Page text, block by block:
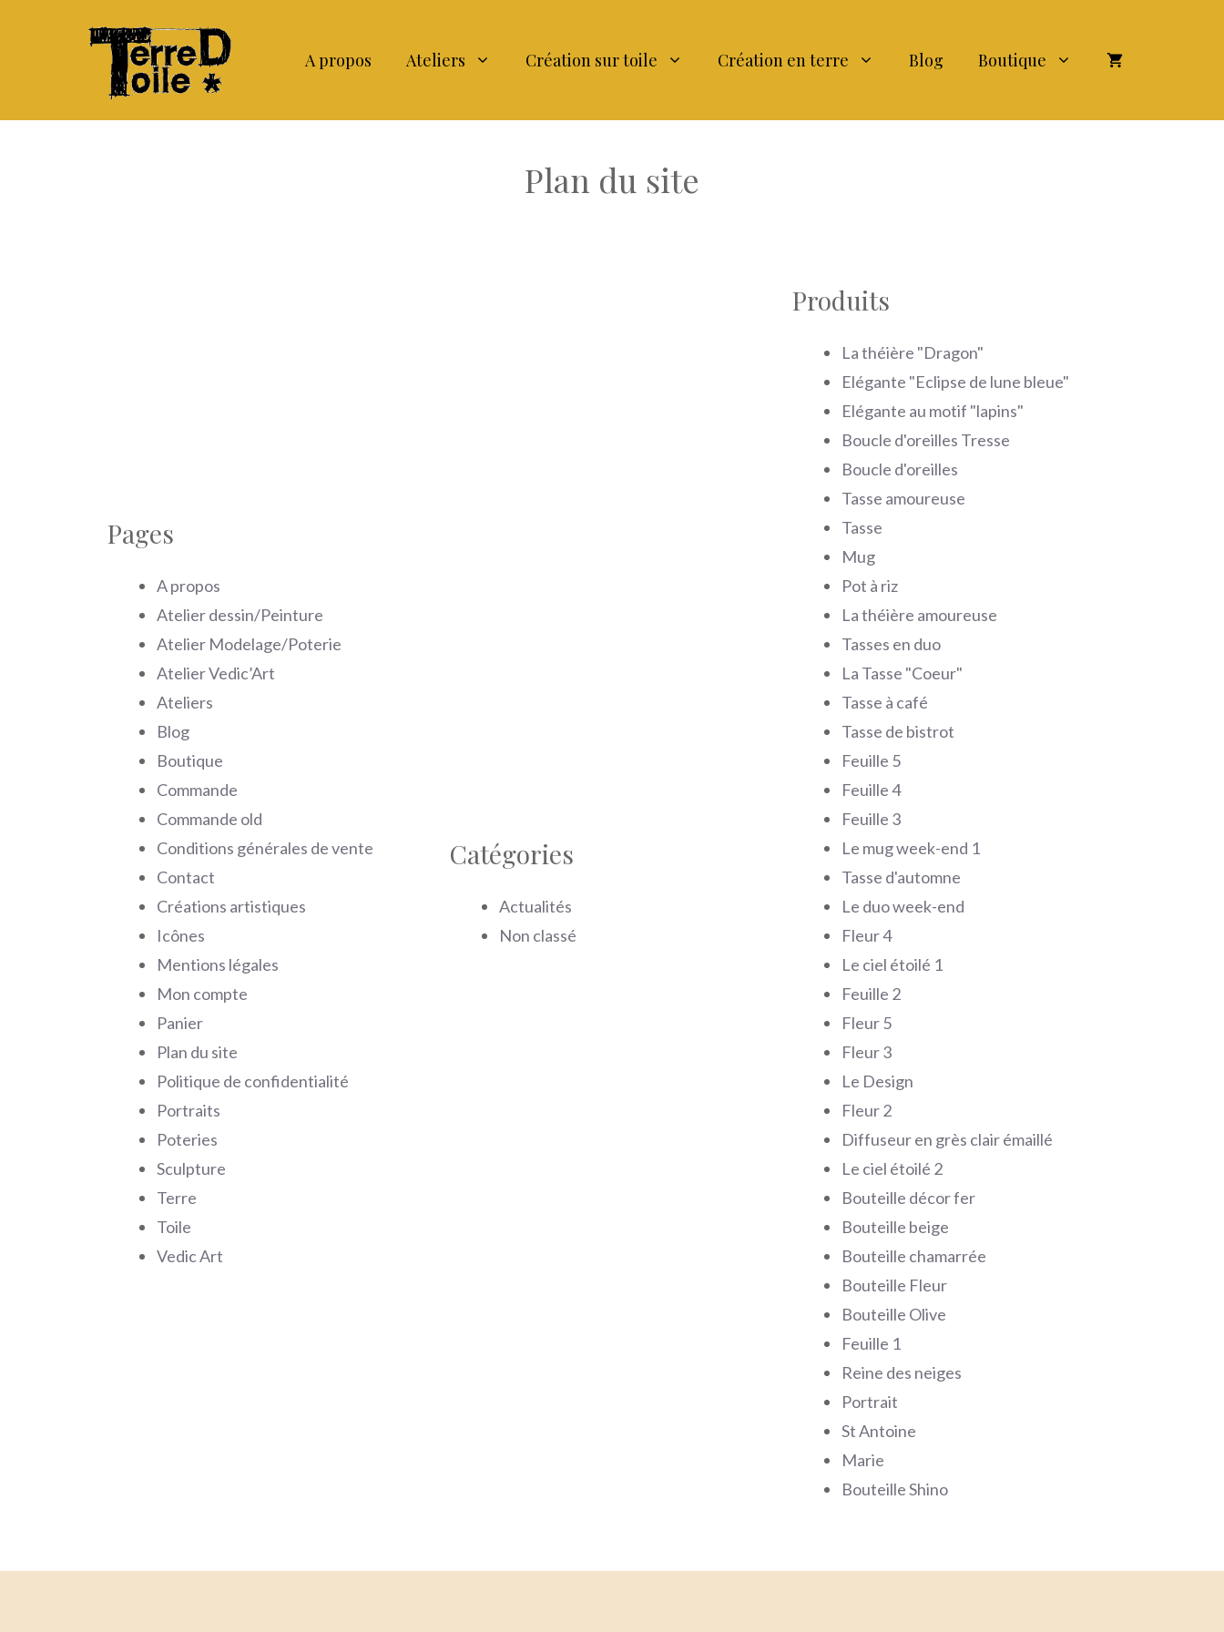
A propos Ateliers Création sur toile Création en terre Blog Boutique
Plan du site
Pages
A propos
Atelier dessin/Peinture
Atelier Modelage/Poterie
Atelier Vedic’Art
Ateliers
Blog
Boutique
Commande
Commande old
Conditions générales de vente
Contact
Créations artistiques
Icônes
Mentions légales
Mon compte
Panier
Plan du site
Politique de confidentialité
Portraits
Poteries
Sculpture
Terre
Toile
Vedic Art
Catégories
Actualités
Non classé
Produits
La théière "Dragon"
Elégante "Eclipse de lune bleue"
Elégante au motif "lapins"
Boucle d'oreilles Tresse
Boucle d'oreilles
Tasse amoureuse
Tasse
Mug
Pot à riz
La théière amoureuse
Tasses en duo
La Tasse "Coeur"
Tasse à café
Tasse de bistrot
Feuille 5
Feuille 4
Feuille 3
Le mug week-end 1
Tasse d'automne
Le duo week-end
Fleur 4
Le ciel étoilé 1
Feuille 2
Fleur 5
Fleur 3
Le Design
Fleur 2
Diffuseur en grès clair émaillé
Le ciel étoilé 2
Bouteille décor fer
Bouteille beige
Bouteille chamarrée
Bouteille Fleur
Bouteille Olive
Feuille 1
Reine des neiges
Portrait
St Antoine
Marie
Bouteille Shino